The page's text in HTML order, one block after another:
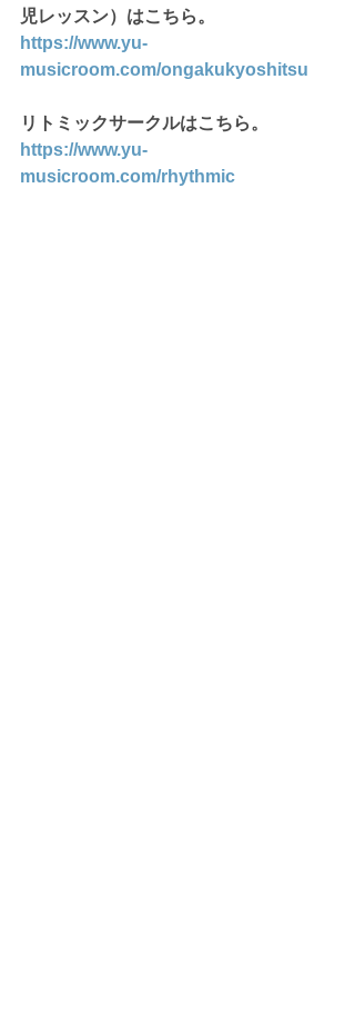
児レッスン）はこちら。
https://www.yu-
musicroom.com/ongakukyoshitsu
リトミックサークルはこちら。
https://www.yu-
musicroom.com/rhythmic